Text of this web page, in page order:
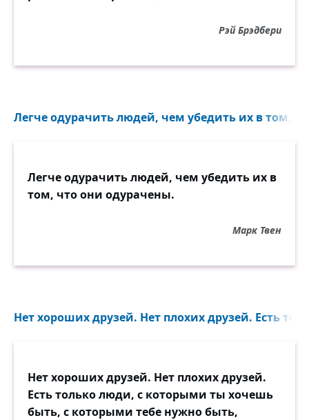
Рэй Брэдбери
Легче одурачить людей, чем убедить их в том,
Легче одурачить людей, чем убедить их в
том, что они одурачены.
Марк Твен
Нет хороших друзей. Нет плохих друзей. Есть
Нет хороших друзей. Нет плохих друзей.
Есть только люди, с которыми ты хочешь
быть, с которыми тебе нужно быть,